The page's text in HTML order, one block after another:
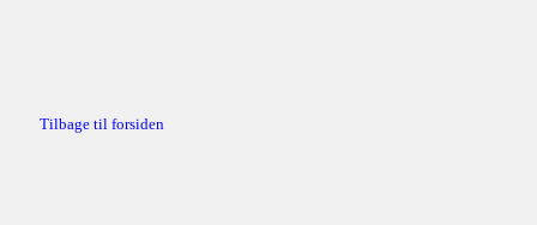
Tilbage til forsiden